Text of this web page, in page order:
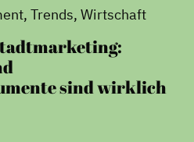
Trends, Wirtschaft
sind wirklich